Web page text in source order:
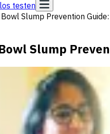
testen
Slump Prevention
Slump